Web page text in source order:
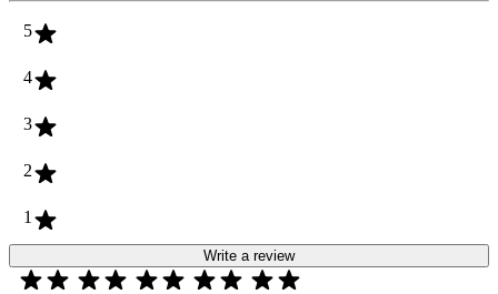
5
4
3
2
1
Write a review